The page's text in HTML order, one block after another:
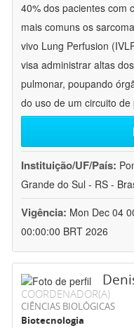
40% dos pacientes com
mais comuns os
vivo Lung Perfusion
visa administrar altas
pulmonar, poupando
do uso de um circuito
Instituição/UF/País:
Grande do Sul - RS -
Vigência: Mon Dec 04
00:00:00 BRT 2026
COORDENADOR(A)
CIÊNCIAS BIOLÓGICAS
Biotecnologia